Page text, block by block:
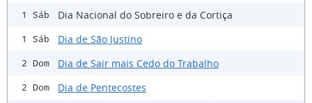
1 Sáb Dia Nacional do Sobreiro e da Cortiça
1 Sáb Dia de São Justino
2 Dom Dia de Sair mais Cedo do Trabalho
2 Dom Dia de Pentecostes